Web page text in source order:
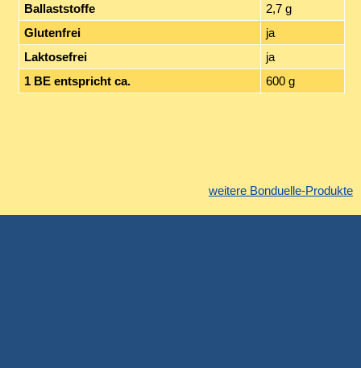
Ballaststoffe
2,7 g
Glutenfrei
ja
Laktosefrei
ja
1 BE entspricht ca.
600 g
weitere Bonduelle-Produkte